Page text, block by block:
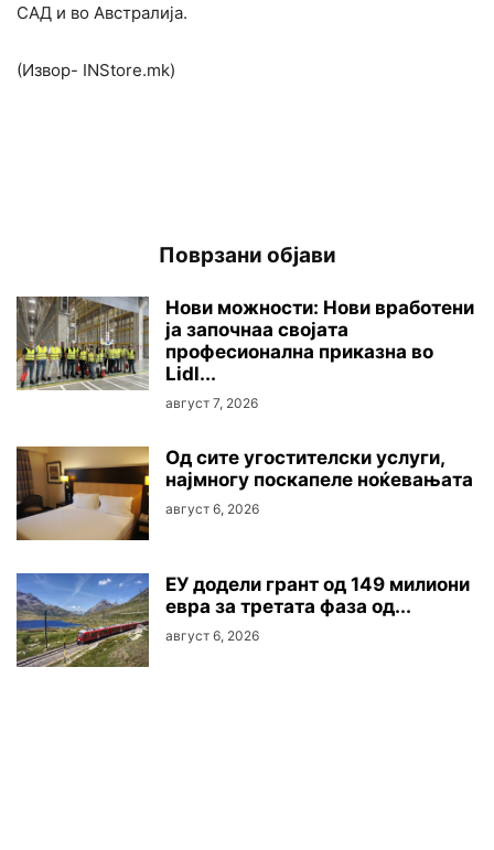
САД и во Австралија.
(Извор- INStore.mk)
Поврзани објави
Нови можности: Нови вработени
ја започнаа својата
професионална приказна во
Lidl...
август 7, 2026
Oд сите угостителски услуги,
најмногу поскапеле ноќевањата
август 6, 2026
ЕУ додели грант од 149 милиони
евра за третата фаза од...
август 6, 2026